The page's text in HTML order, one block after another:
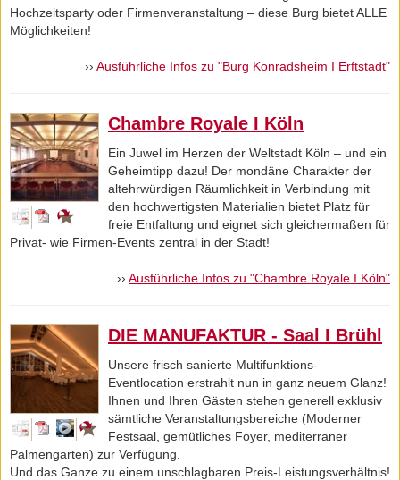
Hochzeitsparty oder Firmenveranstaltung – diese Burg bietet ALLE
Möglichkeiten!
›› Ausführliche Infos zu "Burg Konradsheim I Erftstadt"
Chambre Royale I Köln
Ein Juwel im Herzen der Weltstadt Köln – und ein
Geheimtipp dazu! Der mondäne Charakter der
altehrwürdigen Räumlichkeit in Verbindung mit
den hochwertigsten Materialien bietet Platz für
freie Entfaltung und eignet sich gleichermaßen für
Privat- wie Firmen-Events zentral in der Stadt!
›› Ausführliche Infos zu "Chambre Royale I Köln"
DIE MANUFAKTUR - Saal I Brühl
Unsere frisch sanierte Multifunktions-
Eventlocation erstrahlt nun in ganz neuem Glanz!
Ihnen und Ihren Gästen stehen generell exklusiv
sämtliche Veranstaltungsbereiche (Moderner
Festsaal, gemütliches Foyer, mediterraner
Palmengarten) zur Verfügung.
Und das Ganze zu einem unschlagbaren Preis-Leistungsverhältnis!